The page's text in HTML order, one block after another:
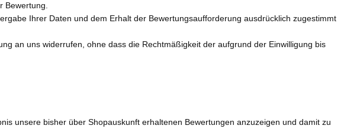
Bewertung.
Ihrer Daten und dem Erhalt der Bewertungsaufforderung ausdrücklich zugestimmt
an uns widerrufen, ohne dass die Rechtmäßigkeit der aufgrund der Einwilligung bis
unsere bisher über Shopauskunft erhaltenen Bewertungen anzuzeigen und damit zu